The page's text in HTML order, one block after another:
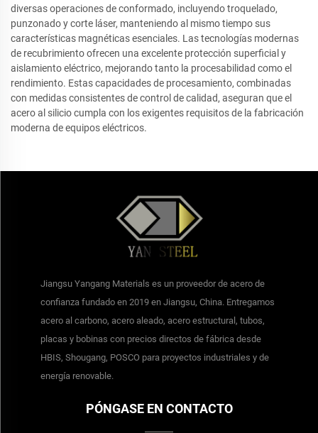
diversas operaciones de conformado, incluyendo troquelado,
punzonado y corte láser, manteniendo al mismo tiempo sus
características magnéticas esenciales. Las tecnologías modernas
de recubrimiento ofrecen una excelente protección superficial y
aislamiento eléctrico, mejorando tanto la procesabilidad como el
rendimiento. Estas capacidades de procesamiento, combinadas
con medidas consistentes de control de calidad, aseguran que el
acero al silicio cumpla con los exigentes requisitos de la fabricación
moderna de equipos eléctricos.
Jiangsu Yangang Materials es un proveedor de acero de
confianza fundado en 2019 en Jiangsu, China. Entregamos
acero al carbono, acero aleado, acero estructural, tubos,
placas y bobinas con precios directos de fábrica desde
HBIS, Shougang, POSCO para proyectos industriales y de
energía renovable.
PÓNGASE EN CONTACTO